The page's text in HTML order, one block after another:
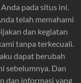
pada situs ini.
telah memahami
dan kegiatan
tanpa terkecuali.
dapat berubah
sebelumnya. Dan
dan informasi yang